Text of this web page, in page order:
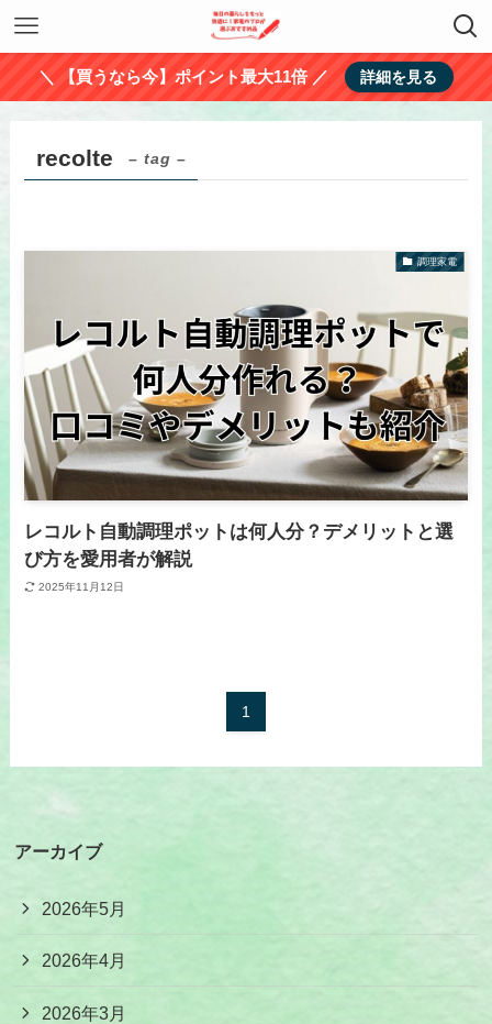
＼ 【買うなら今】ポイント最大11倍 ／ 詳細を見る
recolte – tag –
調理家電
レコルト自動調理ポットは何人分？デメリットと選
び方を愛用者が解説
2025年11月12日
1
アーカイブ
2026年5月
2026年4月
2026年3月